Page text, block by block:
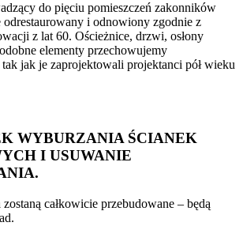
do pięciu pomieszczeń zakonników
odrestaurowany i odnowiony zgodnie z
z lat 60. Ościeżnice, drzwi, osłony
elementy przechowujemy
tak jak je zaprojektowali projektanci pół wieku
WYBURZANIA ŚCIANEK
I USUWANIE
zostaną całkowicie przebudowane – będą